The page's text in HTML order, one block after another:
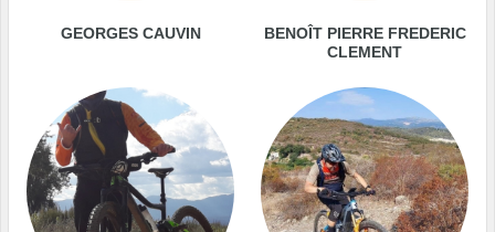
GEORGES CAUVIN
BENOÎT PIERRE FREDERIC
CLEMENT